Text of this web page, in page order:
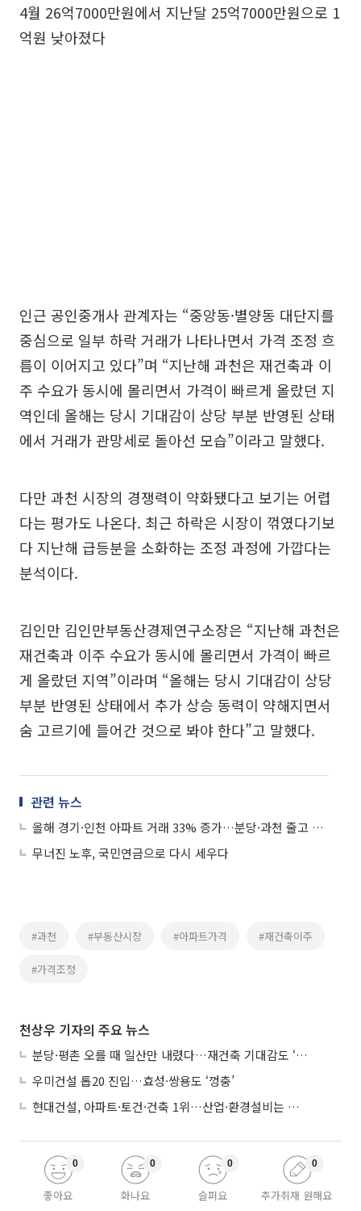
4월 26억7000만원에서 지난달 25억7000만원으로 1
억원 낮아졌다
인근 공인중개사 관계자는 “중앙동·별양동 대단지를
중심으로 일부 하락 거래가 나타나면서 가격 조정 흐
름이 이어지고 있다”며 “지난해 과천은 재건축과 이
주 수요가 동시에 몰리면서 가격이 빠르게 올랐던 지
역인데 올해는 당시 기대감이 상당 부분 반영된 상태
에서 거래가 관망세로 돌아선 모습”이라고 말했다.
다만 과천 시장의 경쟁력이 약화됐다고 보기는 어렵
다는 평가도 나온다. 최근 하락은 시장이 꺾였다기보
다 지난해 급등분을 소화하는 조정 과정에 가깝다는
분석이다.
김인만 김인만부동산경제연구소장은 “지난해 과천은
재건축과 이주 수요가 동시에 몰리면서 가격이 빠르
게 올랐던 지역”이라며 “올해는 당시 기대감이 상당
부분 반영된 상태에서 추가 상승 동력이 약해지면서
숨 고르기에 들어간 것으로 봐야 한다”고 말했다.
관련 뉴스
올해 경기·인천 아파트 거래 33% 증가…분당·과천 줄고 구리·동탄 늘었다
무너진 노후, 국민연금으로 다시 세우다
#과천 #부동산시장 #아파트가격 #재건축이주
#가격조정
천상우 기자의 주요 뉴스
분당·평촌 오를 때 일산만 내렸다…재건축 기대감도 ‘무색’
우미건설 톱20 진입…효성·쌍용도 ‘껑충’
현대건설, 아파트·토건·건축 1위…산업·환경설비는 삼성E&A
좋아요
0
화나요
0
슬퍼요
0
추가취재 원해요
0